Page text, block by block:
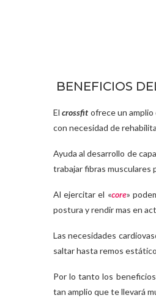
BENEFICIOS
Elcrossfit ofrece un
con necesidad de
Ayuda al desarrollo de
trabajar fibras musculares
Al ejercitar el «core»
postura y rendir mas en
Las necesidades
saltar hasta remos
Por lo tanto los
tan amplio que te llevará